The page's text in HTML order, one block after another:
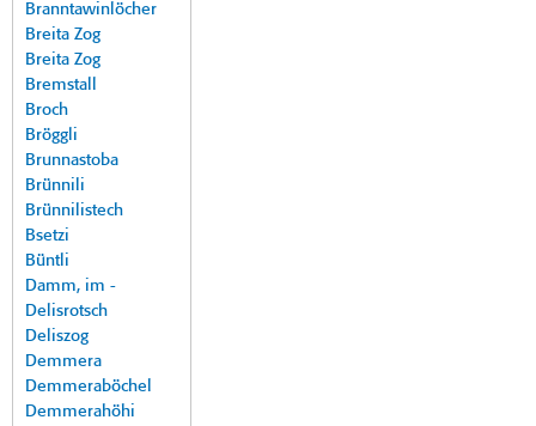
Branntawinlöcher
Breita Zog
Breita Zog
Bremstall
Broch
Bröggli
Brunnastoba
Brünnili
Brünnilistech
Bsetzi
Büntli
Damm, im -
Delisrotsch
Deliszog
Demmera
Demmeraböchel
Demmerahöhi